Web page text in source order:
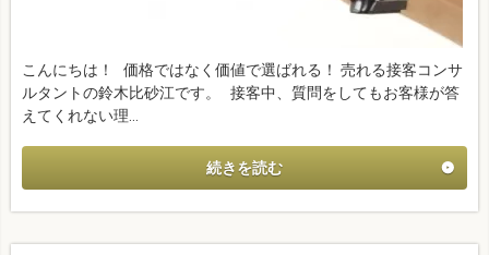
こんにちは！ 価格ではなく価値で選ばれる！ 売れる接客コンサ
ルタントの鈴木比砂江です。 接客中、質問をしてもお客様が答
えてくれない理…
続きを読む